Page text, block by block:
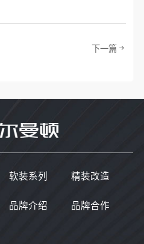
下一篇
软装系列 精装改造
品牌介绍 品牌合作